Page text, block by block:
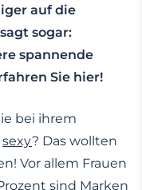
auf die
sogar:
spannende
Sie hier!
bei ihrem
sexy? Das wollten
Vor allem Frauen
sind Marken